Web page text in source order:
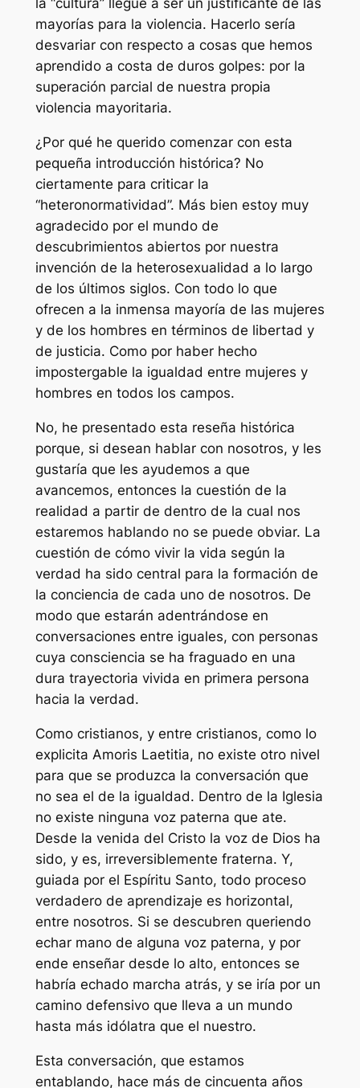
la “cultura” llegue a ser un justificante de las
mayorías para la violencia. Hacerlo sería
desvariar con respecto a cosas que hemos
aprendido a costa de duros golpes: por la
superación parcial de nuestra propia
violencia mayoritaria.
¿Por qué he querido comenzar con esta
pequeña introducción histórica? No
ciertamente para criticar la
“heteronormatividad”. Más bien estoy muy
agradecido por el mundo de
descubrimientos abiertos por nuestra
invención de la heterosexualidad a lo largo
de los últimos siglos. Con todo lo que
ofrecen a la inmensa mayoría de las mujeres
y de los hombres en términos de libertad y
de justicia. Como por haber hecho
impostergable la igualdad entre mujeres y
hombres en todos los campos.
No, he presentado esta reseña histórica
porque, si desean hablar con nosotros, y les
gustaría que les ayudemos a que
avancemos, entonces la cuestión de la
realidad a partir de dentro de la cual nos
estaremos hablando no se puede obviar. La
cuestión de cómo vivir la vida según la
verdad ha sido central para la formación de
la conciencia de cada uno de nosotros. De
modo que estarán adentrándose en
conversaciones entre iguales, con personas
cuya consciencia se ha fraguado en una
dura trayectoria vivida en primera persona
hacia la verdad.
Como cristianos, y entre cristianos, como lo
explicita Amoris Laetitia, no existe otro nivel
para que se produzca la conversación que
no sea el de la igualdad. Dentro de la Iglesia
no existe ninguna voz paterna que ate.
Desde la venida del Cristo la voz de Dios ha
sido, y es, irreversiblemente fraterna. Y,
guiada por el Espíritu Santo, todo proceso
verdadero de aprendizaje es horizontal,
entre nosotros. Si se descubren queriendo
echar mano de alguna voz paterna, y por
ende enseñar desde lo alto, entonces se
habría echado marcha atrás, y se iría por un
camino defensivo que lleva a un mundo
hasta más idólatra que el nuestro.
Esta conversación, que estamos
entablando, hace más de cincuenta años